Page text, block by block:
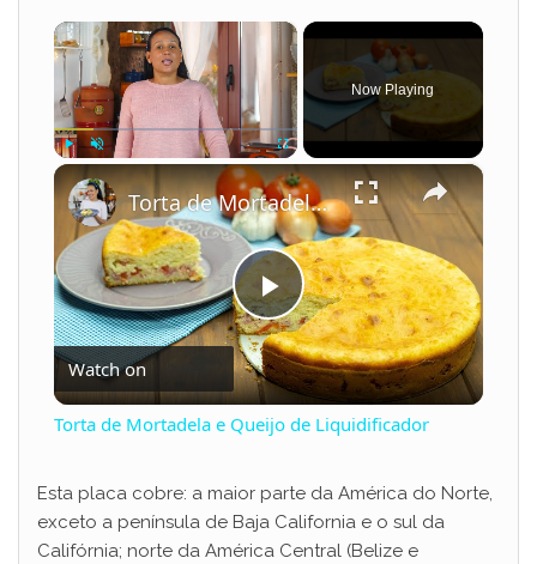
×
Now Playing
×
P
l
y
Torta de Mortadela e Queijo de Liquidificador
Watch on
Torta de Mortadela e Queijo de Liquidificador
Esta placa cobre: a maior parte da América do Norte,
exceto a península de Baja California e o sul da
Califórnia; norte da América Central (Belize e